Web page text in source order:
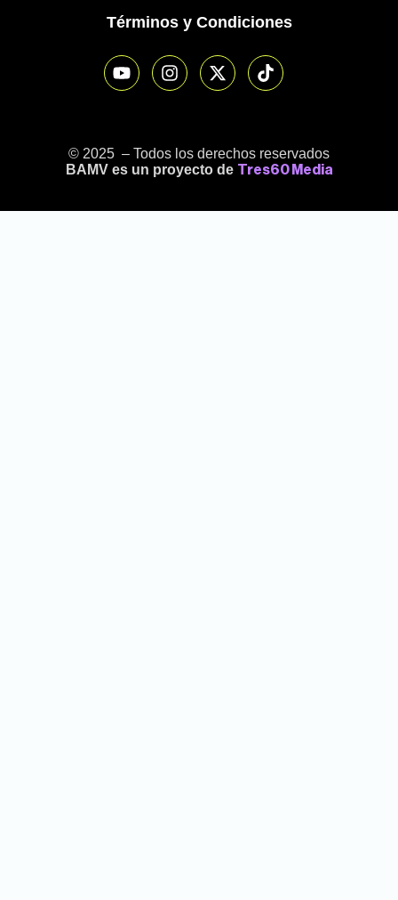
Términos y Condiciones
© 2025 – Todos los derechos reservados
BAMV es un proyecto de Tres60 Media